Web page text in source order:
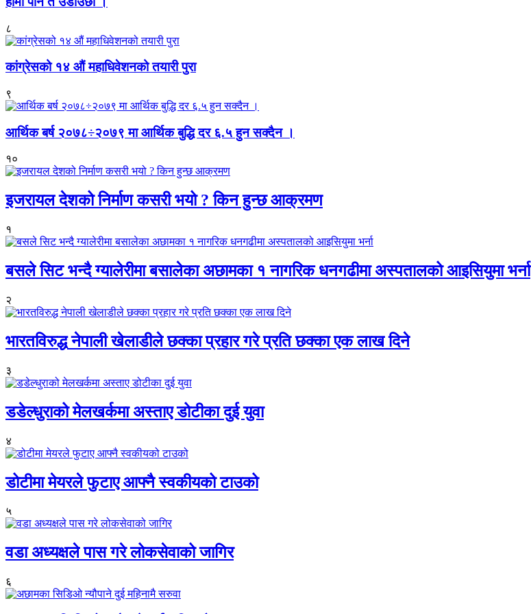
८
कांग्रेसको १४ औं महाधिवेशनको तयारी पुरा
९
आर्थिक बर्ष २०७८÷२०७९ मा आर्थिक बुद्धि दर ६.५ हुन सक्दैन ।
१०
इजरायल देशको निर्माण कसरी भयो ? किन हुन्छ आक्रमण
१
बसले सिट भन्दै ग्यालेरीमा बसालेका अछामका १ नागरिक धनगढीमा अस्पतालको आइसियुमा भर्ना
२
भारतविरुद्ध नेपाली खेलाडीले छक्का प्रहार गरे प्रति छक्का एक लाख दिने
३
डडेल्धुराको मेलखर्कमा अस्ताए डोटीका दुई युवा
४
डोटीमा मेयरले फुटाए आफ्नै स्वकीयको टाउको
५
वडा अध्यक्षले पास गरे लोकसेवाको जागिर
६